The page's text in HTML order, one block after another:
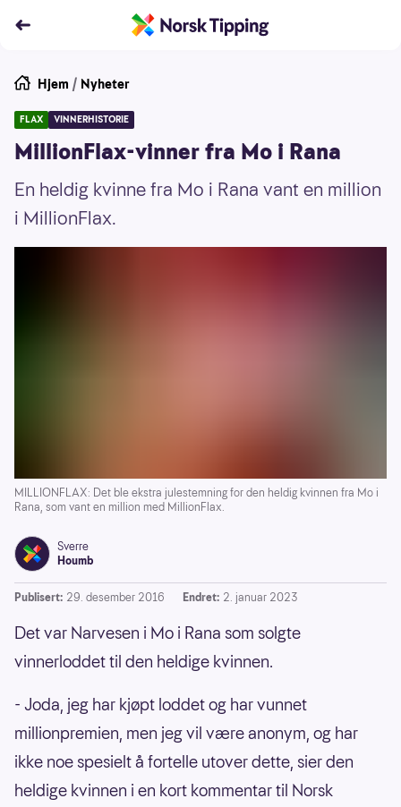
Hjem / Nyheter
FLAX VINNERHISTORIE
MillionFlax-vinner fra Mo i Rana
En heldig kvinne fra Mo i Rana vant en million
i MillionFlax.
MILLIONFLAX: Det ble ekstra julestemning for den heldig kvinnen fra Mo i
Rana, som vant en million med MillionFlax.
Sverre
Houmb
Publisert: 29. desember 2016 Endret: 2. januar 2023
Det var Narvesen i Mo i Rana som solgte
vinnerloddet til den heldige kvinnen.
- Joda, jeg har kjøpt loddet og har vunnet
millionpremien, men jeg vil være anonym, og har
ikke noe spesielt å fortelle utover dette, sier den
heldige kvinnen i en kort kommentar til Norsk